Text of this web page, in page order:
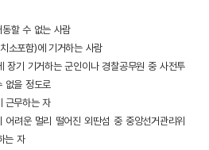
할 수 없는 사람
소포함)에 기거하는 사람
기 기거하는 군인이나 경찰공무원 중 사전투
없을 정도로
근무하는 자
려운 멀리 떨어진 외딴섬 중 중앙선거관리위
는 자